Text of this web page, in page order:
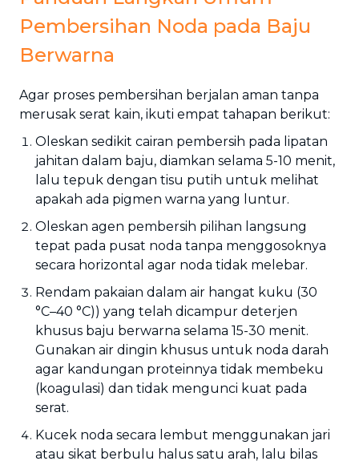
Pembersihan Noda pada Baju
Berwarna
Agar proses pembersihan berjalan aman tanpa
merusak serat kain, ikuti empat tahapan berikut:
Oleskan sedikit cairan pembersih pada lipatan
jahitan dalam baju, diamkan selama 5-10 menit,
lalu tepuk dengan tisu putih untuk melihat
apakah ada pigmen warna yang luntur.
Oleskan agen pembersih pilihan langsung
tepat pada pusat noda tanpa menggosoknya
secara horizontal agar noda tidak melebar.
Rendam pakaian dalam air hangat kuku (30
°C–40 °C)) yang telah dicampur deterjen
khusus baju berwarna selama 15-30 menit.
Gunakan air dingin khusus untuk noda darah
agar kandungan proteinnya tidak membeku
(koagulasi) dan tidak mengunci kuat pada
serat.
Kucek noda secara lembut menggunakan jari
atau sikat berbulu halus satu arah, lalu bilas